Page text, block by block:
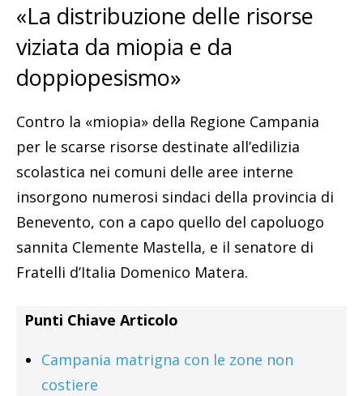
«La distribuzione delle risorse
viziata da miopia e da
doppiopesismo»
Contro la «miopia» della Regione Campania
per le scarse risorse destinate all’edilizia
scolastica nei comuni delle aree interne
insorgono numerosi sindaci della provincia di
Benevento, con a capo quello del capoluogo
sannita Clemente Mastella, e il senatore di
Fratelli d’Italia Domenico Matera.
Punti Chiave Articolo
Campania matrigna con le zone non
costiere